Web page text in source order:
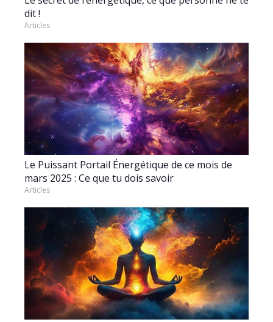
dit !
Articles
Le Puissant Portail Énergétique de ce mois de
mars 2025 : Ce que tu dois savoir
Articles